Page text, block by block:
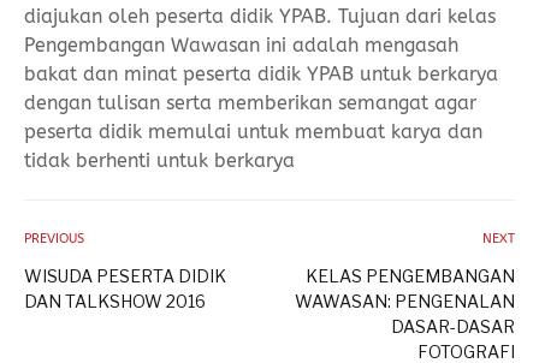
diajukan oleh peserta didik YPAB. Tujuan dari kelas
Pengembangan Wawasan ini adalah mengasah
bakat dan minat peserta didik YPAB untuk berkarya
dengan tulisan serta memberikan semangat agar
peserta didik memulai untuk membuat karya dan
tidak berhenti untuk berkarya
PREVIOUS
WISUDA PESERTA DIDIK
DAN TALKSHOW 2016
NEXT
KELAS PENGEMBANGAN
WAWASAN: PENGENALAN
DASAR-DASAR
FOTOGRAFI